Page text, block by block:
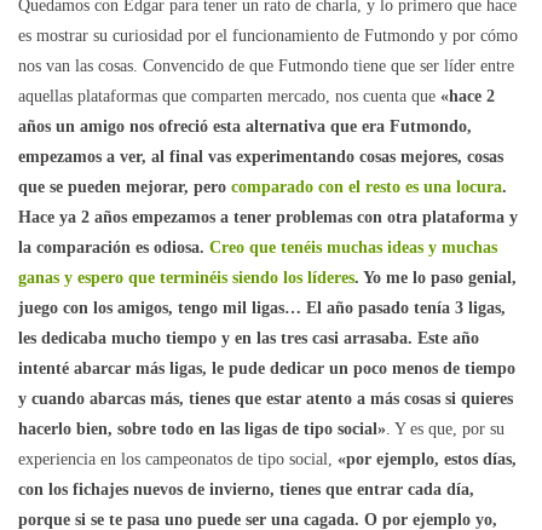
Quedamos con Edgar para tener un rato de charla, y lo primero que hace
es mostrar su curiosidad por el funcionamiento de Futmondo y por cómo
nos van las cosas. Convencido de que Futmondo tiene que ser líder entre
aquellas plataformas que comparten mercado, nos cuenta que «hace 2
años un amigo nos ofreció esta alternativa que era Futmondo,
empezamos a ver, al final vas experimentando cosas mejores, cosas
que se pueden mejorar, pero comparado con el resto es una locura.
Hace ya 2 años empezamos a tener problemas con otra plataforma y
la comparación es odiosa. Creo que tenéis muchas ideas y muchas
ganas y espero que terminéis siendo los líderes. Yo me lo paso genial,
juego con los amigos, tengo mil ligas… El año pasado tenía 3 ligas,
les dedicaba mucho tiempo y en las tres casi arrasaba. Este año
intenté abarcar más ligas, le pude dedicar un poco menos de tiempo
y cuando abarcas más, tienes que estar atento a más cosas si quieres
hacerlo bien, sobre todo en las ligas de tipo social» . Y es que, por su
experiencia en los campeonatos de tipo social, «por ejemplo, estos días,
con los fichajes nuevos de invierno, tienes que entrar cada día,
porque si se te pasa uno puede ser una cagada. O por ejemplo yo,